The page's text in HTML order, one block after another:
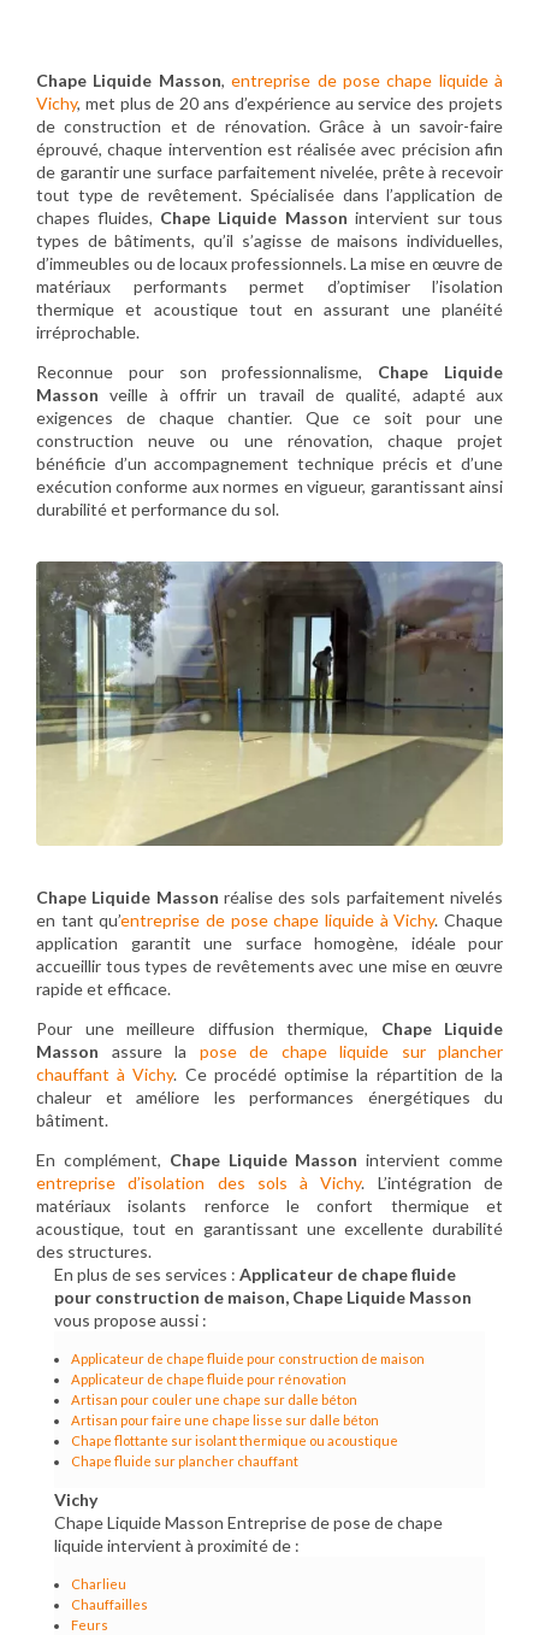
Chape Liquide Masson,entreprise de pose chape liquide à
Vichy, met plus de 20 ans d’expérience au service des projets
de construction et de rénovation. Grâce à un savoir-faire
éprouvé, chaque intervention est réalisée avec précision afin
de garantir une surface parfaitement nivelée, prête à recevoir
tout type de revêtement. Spécialisée dans l’application de
chapes fluides, Chape Liquide Masson intervient sur tous
types de bâtiments, qu’il s’agisse de maisons individuelles,
d’immeubles ou de locaux professionnels. La mise en œuvre de
matériaux performants permet d’optimiser l’isolation
thermique et acoustique tout en assurant une planéité
irréprochable.
Reconnue pour son professionnalisme, Chape Liquide
Masson veille à offrir un travail de qualité, adapté aux
exigences de chaque chantier. Que ce soit pour une
construction neuve ou une rénovation, chaque projet
bénéficie d’un accompagnement technique précis et d’une
exécution conforme aux normes en vigueur, garantissant ainsi
durabilité et performance du sol.
Chape Liquide Masson réalise des sols parfaitement nivelés
en tant qu’entreprise de pose chape liquide à Vichy. Chaque
application garantit une surface homogène, idéale pour
accueillir tous types de revêtements avec une mise en œuvre
rapide et efficace.
Pour une meilleure diffusion thermique, Chape Liquide
Masson assure la pose de chape liquide sur plancher
chauffant à Vichy. Ce procédé optimise la répartition de la
chaleur et améliore les performances énergétiques du
bâtiment.
En complément, Chape Liquide Masson intervient comme
entreprise d’isolation des sols à Vichy. L’intégration de
matériaux isolants renforce le confort thermique et
acoustique, tout en garantissant une excellente durabilité
des structures.
En plus de ses services : Applicateur de chape fluide
pour construction de maison, Chape Liquide Masson
vous propose aussi :
Applicateur de chape fluide pour construction de maison
Applicateur de chape fluide pour rénovation
Artisan pour couler une chape sur dalle béton
Artisan pour faire une chape lisse sur dalle béton
Chape flottante sur isolant thermique ou acoustique
Chape fluide sur plancher chauffant
Vichy
Chape Liquide Masson Entreprise de pose de chape
liquide intervient à proximité de :
Charlieu
Chauffailles
Feurs